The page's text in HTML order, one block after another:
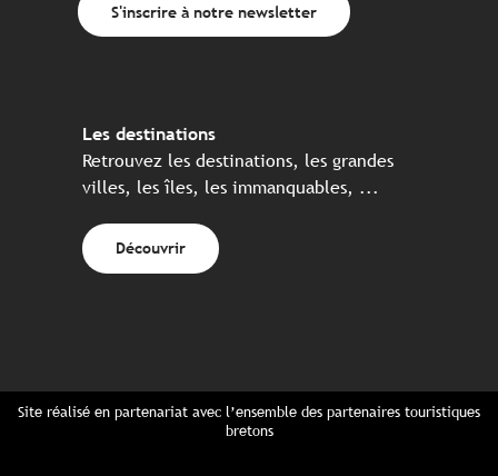
S'inscrire à notre newsletter
Les destinations
Retrouvez les destinations, les grandes
villes, les îles, les immanquables, ...
Découvrir
Site réalisé en partenariat avec l’ensemble des partenaires touristiques
bretons